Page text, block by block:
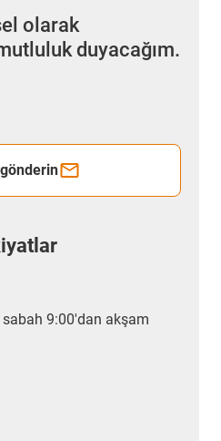
olarak
duyacağım.
9:00'dan akşam